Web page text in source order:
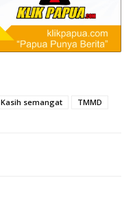
Kasih semangat TMMD